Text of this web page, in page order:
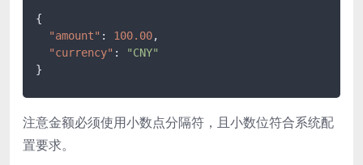
{
"amount" : 100.00,
"currency" :
"CNY"
}
注意金额必须使用小数点分隔符，且小数位符合系统配
置要求。